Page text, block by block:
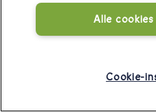
Alle
Cookie-